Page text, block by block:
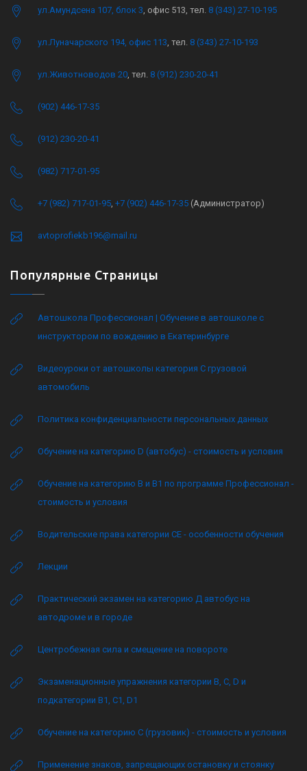
ул.Амундсена 107, блок 3 , офис 513, тел. 8 (343) 27-10-195
ул.Луначарского 194, офис 113 , тел. 8 (343) 27-10-193
ул.Животноводов 20 , тел. 8 (912) 230-20-41
(902) 446-17-35
(912) 230-20-41
(982) 717-01-95
+7 (982) 717-01-95 +7 (902) 446-17-35 (Администратор)
avtoprofiekb196@mail.ru
Популярные Страницы
Автошкола Профессионал | Обучение в автошколе с
инструктором по вождению в Екатеринбурге
Видеоуроки от автошколы категория C грузовой
автомобиль
Политика конфиденциальности персональных данных
Обучение на категорию D (автобус) - стоимость и условия
Обучение на категорию B и B1 по программе Профессионал -
стоимость и условия
Водительские права категории CE - особенности обучения
Лекции
Практический экзамен на категорию Д автобус на
автодроме и в городе
Центробежная сила и смещение на повороте
Экзаменационные упражнения категории B, C, D и
подкатегории B1, C1, D1
Обучение на категорию C (грузовик) - стоимость и условия
Применение знаков, запрещающих остановку и стоянку